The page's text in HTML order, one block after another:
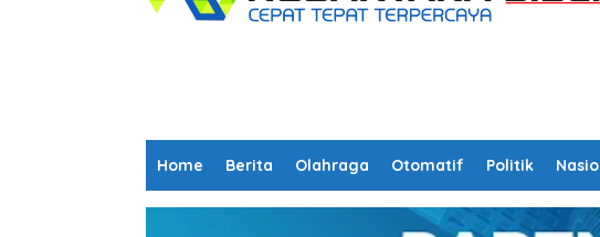
Home Berita Olahraga Otomatif Politik